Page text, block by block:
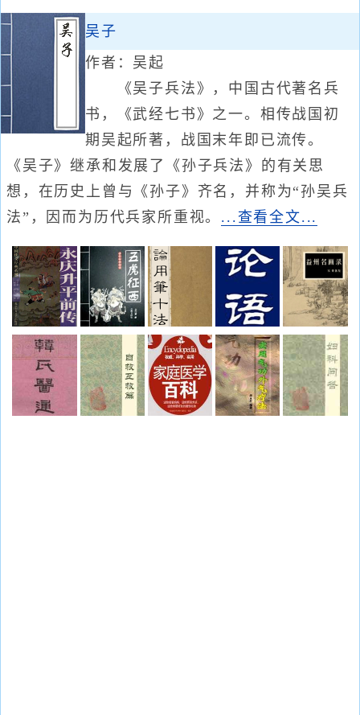
吴子
作者：吴起
《吴子兵法》，中国古代著名兵
书，《武经七书》之一。相传战国初
期吴起所著，战国末年即已流传。
《吴子》继承和发展了《孙子兵法》的有关思
想，在历史上曾与《孙子》齐名，并称为“孙吴兵
法”，因而为历代兵家所重视。 ...查看全文...